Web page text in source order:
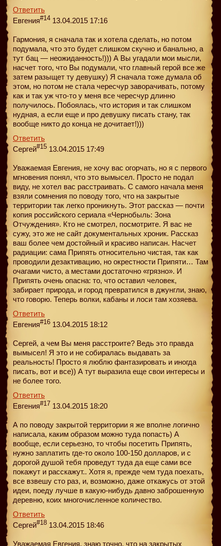
Ответить
Евгения#14 13.04.2015 17:16
Гармония, я сначала так и хотела сделать, но потом
подумала, что это будет слишком скучно и банально, а
тут бац — неожиданность!))) А Вы угадали мои мысли,
насчет того, что Вы подумали, что главный герой все же
затем разыщет ту девушку) Я сначала тоже думала об
этом, но потом не стала чересчур заворачивать, потому
как и так уж что-то у меня все чересчур длинно
получилось. Побоялась, что история и так слишком
нудная, а если еще и про девушку писать стану, так
вообще никто до конца не дочитает!)))
Ответить
Сергей#15 13.04.2015 17:49
Уважаемая Евгения, не хочу вас огорчать, но я с первого
мгновения понял, что это вымысел. Просто не подал
виду, не хотел вас расстраивать. С самого начала меня
взяли сомнения по поводу того, что на закрытые
территории так легко проникнуть. Этот рассказ — почти
копия российского сериала «Чернобыль: Зона
Отчуждения». Кто не смотрел, посмотрите. Я вас не
сужу, это же не сайт документальных хроник. Рассказ
ваш более чем достойный и красиво написан. Насчет
радиации: сама Припять относительно чистая, так как
проводили дезактивацию, но окрестности Припяти… Там
очагами чисто, a местами достаточно «грязно». И
Припять очень опасна: то, что оставил человек,
забирает природа, и город превратился в джунгли, знаю,
что говорю. Теперь волки, кабаны и лоси там хозяева.
Ответить
Евгения#16 13.04.2015 18:12
Сергей, а чем Вы меня расстроите? Ведь это правда
вымысел! Я это и не собиралась выдавать за
реальность! Просто я люблю фантазировать и иногда
писать, вот и все)) А тут выразила еще свои интересы и
не более того.
Ответить
Евгения#17 13.04.2015 18:20
А по поводу закрытой территории я же вполне логично
написала, каким образом можно туда попасть) А
вообще, если серьезно, то чтобы посетить Припять,
нужно заплатить где-то около 100-150 долларов, и с
дорогой душой тебя проведут туда да еще сами все
покажут и расскажут.. Хотя я, прежде чем туда поехать,
все взвешу сто раз, и, возможно, даже откажусь от этой
идеи, поеду лучше в какую-нибудь давно заброшенную
деревню, коих многочисленное количество.
Ответить
Сергей#18 13.04.2015 18:46
Уважаемая Евгения, знаю точно, что на закрытых